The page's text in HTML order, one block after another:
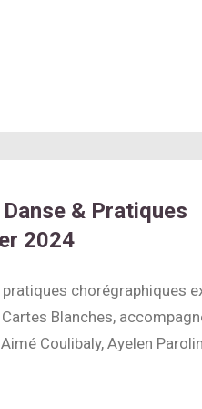
& Pratiques
2024
chorégraphiques
Blanches,
Coulibaly, Ayelen